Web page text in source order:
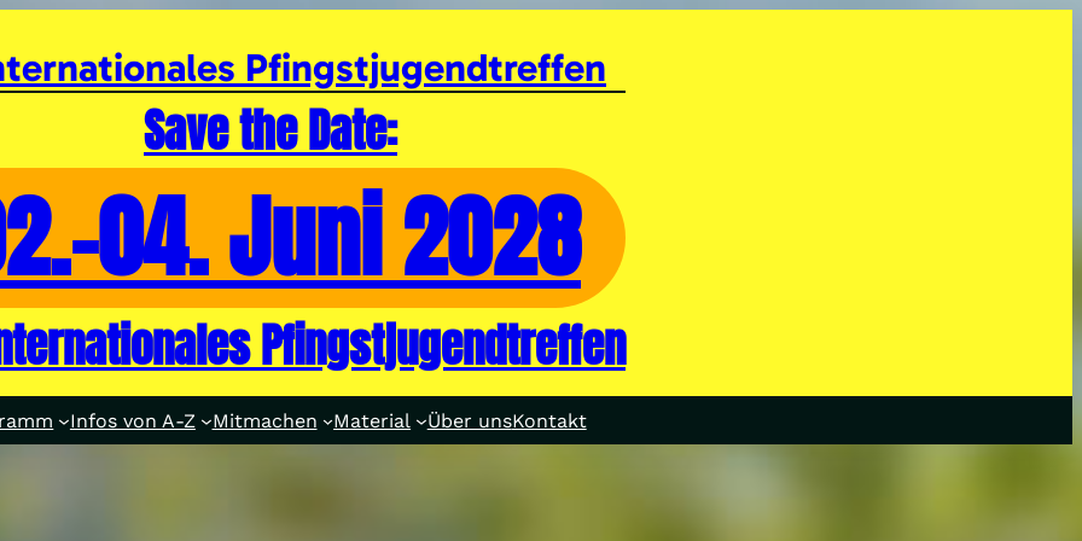
Pfingstjugendtreffen
Save the Date:
04. Juni 2028
Pfingstjugendtreffen
Infos von A-Z Mitmachen Material Über unsKontakt